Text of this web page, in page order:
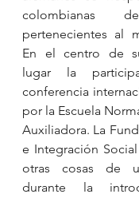
colombianas
pertenecientes al
En el centro de
lugar la
conferencia
por la Escuela
Auxiliadora. La
e Integración
otras cosas de
durante la